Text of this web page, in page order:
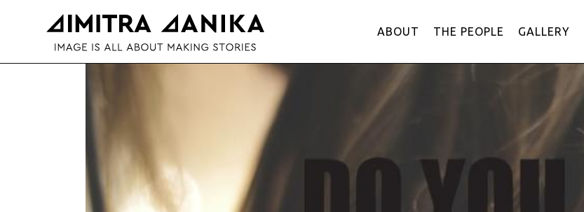
ABOUT THE PEOPLE GALLERY